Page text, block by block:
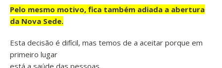
Pelo mesmo motivo, fica também adiada a abertura
da Nova Sede.
Esta decisão é difícil, mas temos de a aceitar porque em
primeiro lugar
está a saúde das pessoas.